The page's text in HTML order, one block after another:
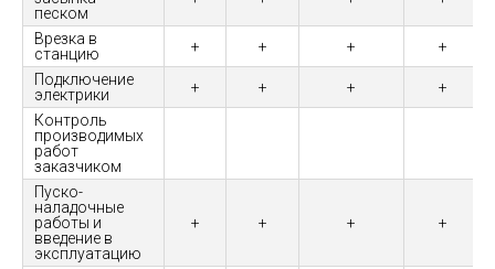
песком
Врезка в
станцию
+ + +
+
Подключение
электрики
+ + +
+
Контроль
производимых
работ
заказчиком
Пуско-
наладочные
работы и
введение в
эксплуатацию
+ + + +